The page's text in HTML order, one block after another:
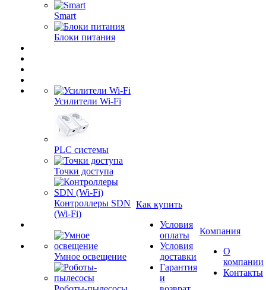
Smart
Блоки питания
Усилители Wi-Fi
PLC системы
Точки доступа
Контроллеры SDN
(Wi-Fi)
Умное освещение
Как купить
Условия
оплаты
Условия
доставки
Гарантия
и
Компания
О
компании
Контакты